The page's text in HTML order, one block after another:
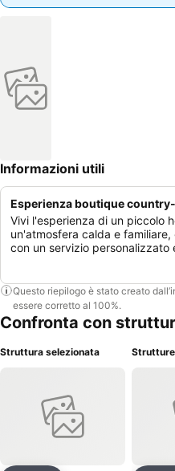
Informazioni utili
Esperienza boutique
Vivi l'esperienza di un piccolo
un'atmosfera calda e
con un servizio personalizzato
Questo riepilogo è stato creato
essere corretto al 100%.
Confronta con
Struttura selezionata